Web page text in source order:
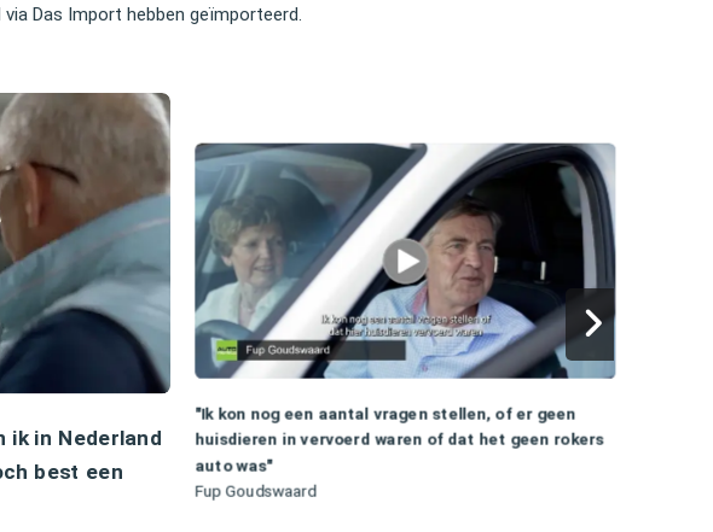
Das Import hebben geïmporteerd.
ik in Nederland
best een
"Ik kon nog een aantal vragen stellen, of er geen
huisdieren in vervoerd waren of dat het geen rokers
auto was"
Fup Goudswaard